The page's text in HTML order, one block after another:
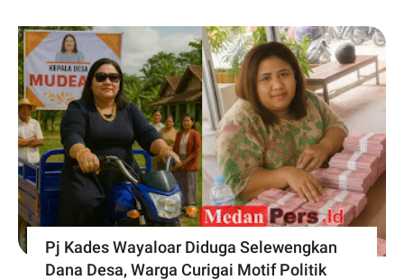
Pj Kades Wayaloar Diduga Selewengkan
Dana Desa, Warga Curigai Motif Politik